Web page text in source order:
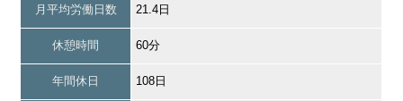
月平均労働日数 21.4日
休憩時間 60分
年間休日 108日